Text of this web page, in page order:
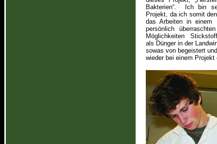
Bakterien“. Ich bin
Projekt, da ich somit
das Arbeiten in einem
persönlich
Möglichkeiten
als Dünger in der
sowas von begeistert
wieder bei einem